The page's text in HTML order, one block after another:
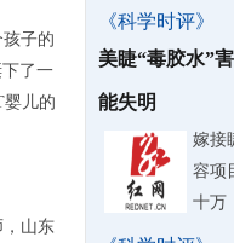
子的
了一
婴儿的
山东
《科学时评》
美睫“毒胶水”
能失明
嫁接
容项
十万